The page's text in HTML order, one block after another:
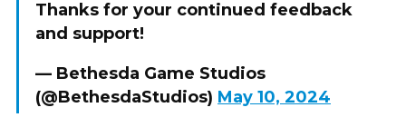
Thanks for your continued feedback
and support!
— Bethesda Game Studios
(@BethesdaStudios) May 10, 2024